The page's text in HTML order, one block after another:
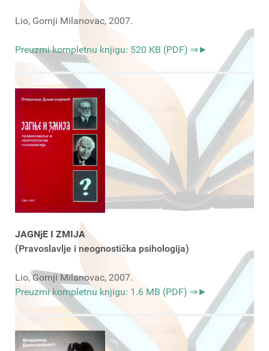
Lio, Gornji Milanovac, 2007.
Preuzmi kompletnu knjigu: 520 KB (PDF) ⇒►
JAGNjE I ZMIJA
(Pravoslavlje i neognostička psihologija)
Lio, Gornji Milanovac, 2007.
Preuzmi kompletnu knjigu: 1.6 MB (PDF) ⇒►